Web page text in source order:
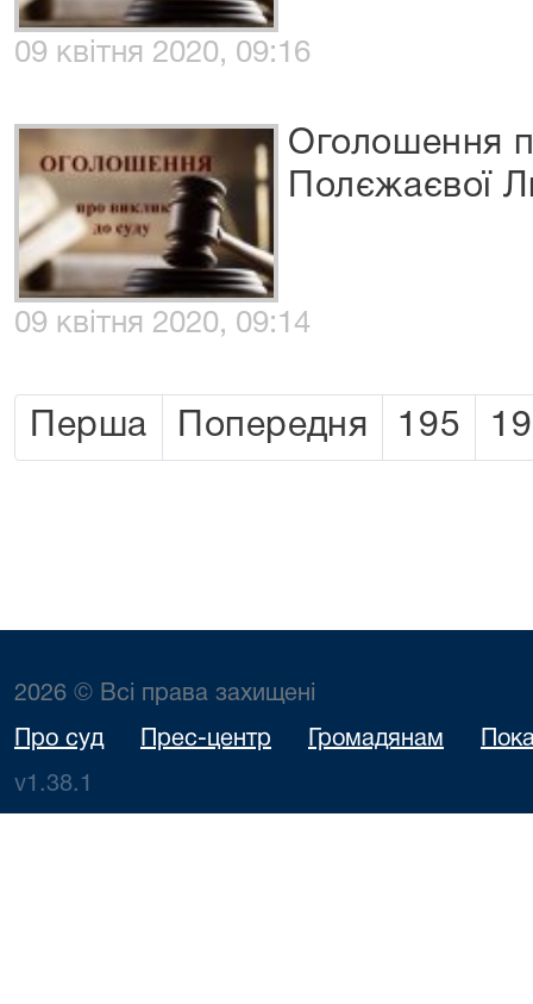
09 квітня 2020, 09:16
Оголошення
Полєжаєвої
09 квітня 2020, 09:14
Перша Попередня 195
2026 © Всі права захищені
Про суд Прес-центр Громадянам
v1.38.1